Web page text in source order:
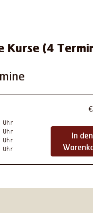
Kurse (4
Uhr
Uhr
Uhr
Uhr
€
In den